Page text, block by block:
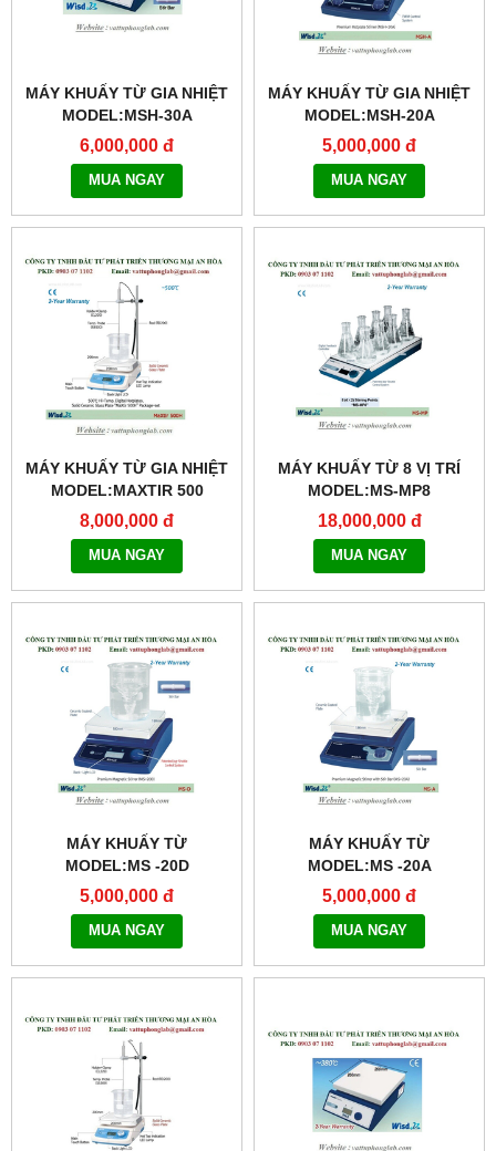
MÁY KHUẤY TỪ GIA NHIỆT
MODEL:MSH-30A
6,000,000 đ
MUA NGAY
MÁY KHUẤY TỪ GIA NHIỆT
MODEL:MSH-20A
5,000,000 đ
MUA NGAY
MÁY KHUẤY TỪ GIA NHIỆT
MODEL:MAXTIR 500
8,000,000 đ
MUA NGAY
MÁY KHUẤY TỪ 8 VỊ TRÍ
MODEL:MS-MP8
18,000,000 đ
MUA NGAY
MÁY KHUẤY TỪ
MODEL:MS -20D
5,000,000 đ
MUA NGAY
MÁY KHUẤY TỪ
MODEL:MS -20A
5,000,000 đ
MUA NGAY